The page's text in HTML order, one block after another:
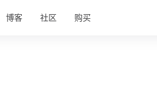
博客 社区 购买